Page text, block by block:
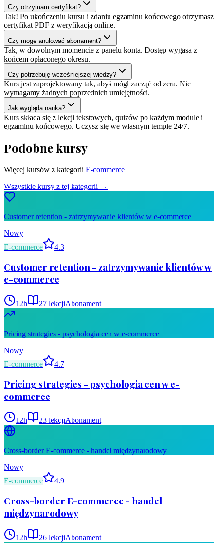
Czy otrzymam certyfikat?
Tak! Po ukończeniu kursu i zdaniu egzaminu końcowego otrzymasz
certyfikat PDF z weryfikacją online.
Czy mogę anulować abonament?
Tak, w dowolnym momencie z panelu konta. Dostęp wygasa z
końcem opłaconego okresu.
Czy potrzebuję wcześniejszej wiedzy?
Kurs jest zaprojektowany tak, abyś mógł zacząć od zera. Nie
wymagamy żadnych poprzednich umiejętności.
Jak wygląda nauka?
Kurs składa się z lekcji tekstowych, quizów po każdym module i
egzaminu końcowego. Uczysz się we własnym tempie 24/7.
Podobne kursy
Więcej kursów z kategorii E-commerce
Wszystkie kursy z tej kategorii →
Customer retention - zatrzymywanie klientów w e-commerce
Nowy
E-commerce
4.3
Customer retention - zatrzymywanie klientów w
e-commerce
12h 27 lekcjiAbonament
Pricing strategies - psychologia cen w e-commerce
Nowy
E-commerce
4.7
Pricing strategies - psychologia cen w e-
commerce
12h 23 lekcjiAbonament
Cross-border E-commerce - handel międzynarodowy
Nowy
E-commerce
4.9
Cross-border E-commerce - handel
międzynarodowy
12h 26 lekcjiAbonament